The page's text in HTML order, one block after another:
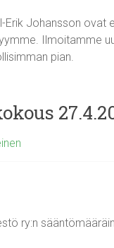
Erik Johansson ovat
Ilmoitamme
pian.
ry:n